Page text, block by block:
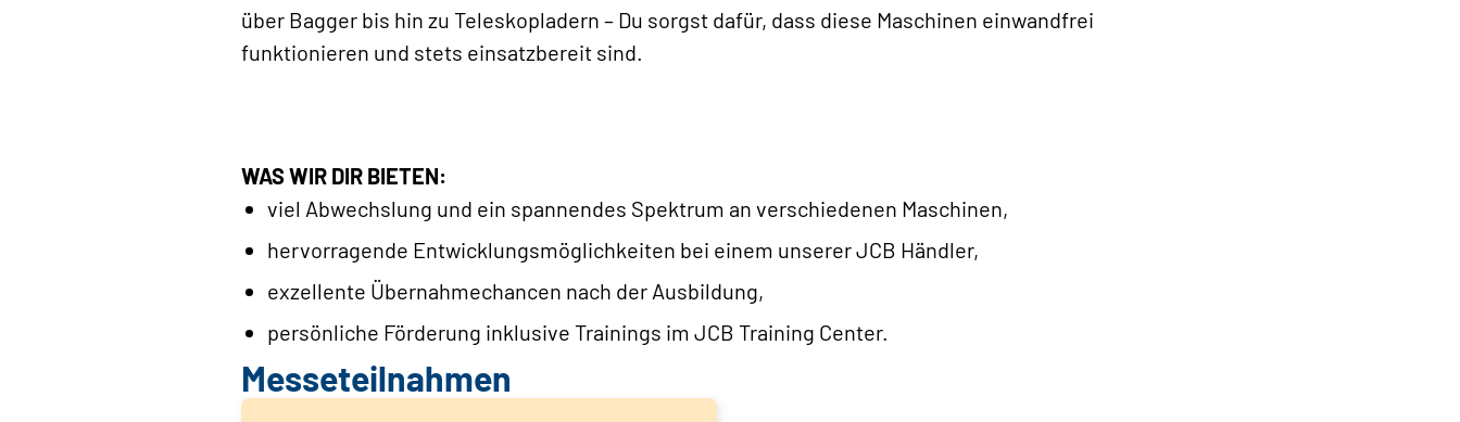
über Bagger bis hin zu Teleskopladern – Du sorgst dafür, dass diese Maschinen einwandfrei
funktionieren und stets einsatzbereit sind.
WAS WIR DIR BIETEN:
viel Abwechslung und ein spannendes Spektrum an verschiedenen Maschinen,
hervorragende Entwicklungsmöglichkeiten bei einem unserer JCB Händler,
exzellente Übernahmechancen nach der Ausbildung,
persönliche Förderung inklusive Trainings im JCB Training Center.
Messeteilnahmen